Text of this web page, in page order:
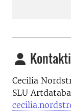
Cecilia
SLU